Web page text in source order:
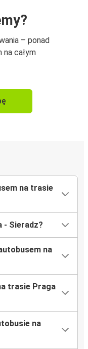
– ponad
całym
na trasie
- Sieradz?
na
trasie Praga
na